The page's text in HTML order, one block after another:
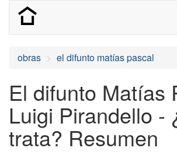
obras el difunto matías pascal
El difunto Matías
Luigi Pirandello -
trata? Resumen